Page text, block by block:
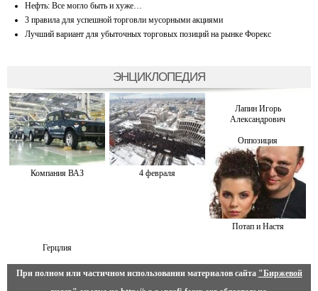
Нефть: Все могло быть и хуже…
3 правила для успешной торговли мусорными акциями
Лучший вариант для убыточных торговых позиций на рынке Форекс
ЭНЦИКЛОПЕДИЯ
Компания ВАЗ 4 февраля
Лапин Игорь
Александрович
Оппозиция
Потап и Настя
Герцлия
При полном или частичном использовании материалов сайта "Биржевой